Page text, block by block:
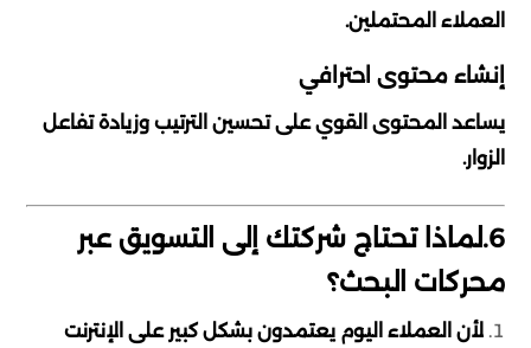
العملاء المحتملين.
إنشاء محتوى احترافي
يساعد المحتوى القوي على تحسين الترتيب وزيادة تفاعل
الزوار.
6.لماذا تحتاج شركتك إلى التسويق عبر
محركات البحث؟
لأن العملاء اليوم يعتمدون بشكل كبير على الإنترنت